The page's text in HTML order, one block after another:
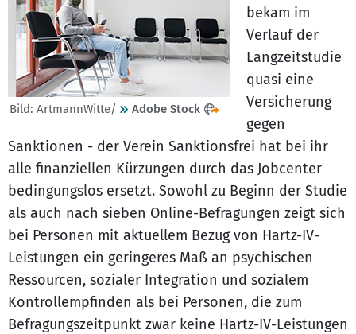
Bild: ArtmannWitte/ Adobe Stock
bekam im
Verlauf der
Langzeitstudie
quasi eine
Versicherung
gegen
Sanktionen - der Verein Sanktionsfrei hat bei ihr
alle finanziellen Kürzungen durch das Jobcenter
bedingungslos ersetzt. Sowohl zu Beginn der Studie
als auch nach sieben Online-Befragungen zeigt sich
bei Personen mit aktuellem Bezug von Hartz-IV-
Leistungen ein geringeres Maß an psychischen
Ressourcen, sozialer Integration und sozialem
Kontrollempfinden als bei Personen, die zum
Befragungszeitpunkt zwar keine Hartz-IV-Leistungen